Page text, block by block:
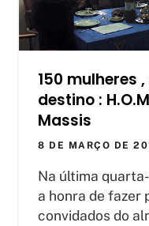
150 mulheres
destino :
Massis
8 DE MARÇO DE
Na última
a honra de fazer
convidados do